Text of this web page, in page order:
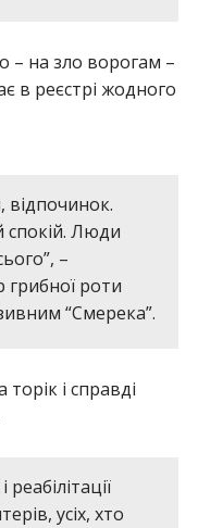
– на зло ворогам –
в реєстрі жодного
відпочинок.
спокій. Люди
–
грибної роти
“Смерека”.
і справді
усіх, хто